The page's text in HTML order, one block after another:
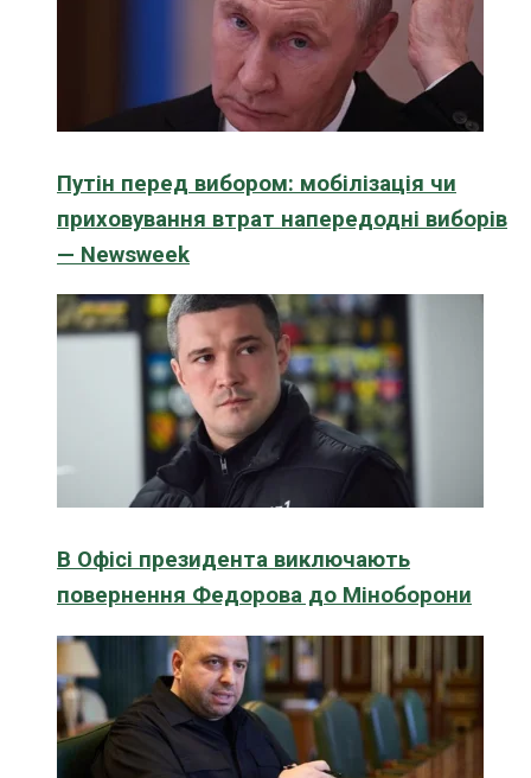
Путін перед вибором: мобілізація чи
приховування втрат напередодні виборів
— Newsweek
В Офісі президента виключають
повернення Федорова до Міноборони